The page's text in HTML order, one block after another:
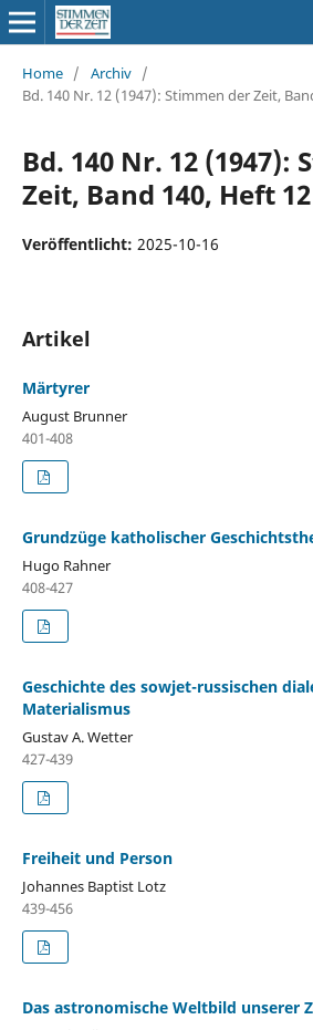
Home / Archiv /
Bd. 140 Nr. 12 (1947): Stimmen der Zeit,
Bd. 140 Nr. 12 (1947):
Zeit, Band 140, Heft 12
Veröffentlicht: 2025-10-16
Artikel
Märtyrer
August Brunner
401-408
Grundzüge katholischer
Hugo Rahner
408-427
Geschichte des sowjet-russischen
Materialismus
Gustav A. Wetter
427-439
Freiheit und Person
Johannes Baptist Lotz
439-456
Das astronomische Weltbild unserer